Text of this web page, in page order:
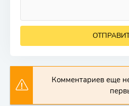
Комментариев еще